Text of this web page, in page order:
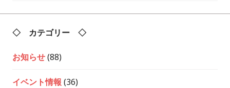
ン
◇ カテゴリー ◇
お知らせ(88)
イベント情報 (36)